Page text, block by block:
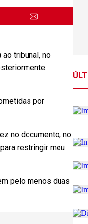
tribunal, no
por
no documento, no
restringir meu
pelo menos duas